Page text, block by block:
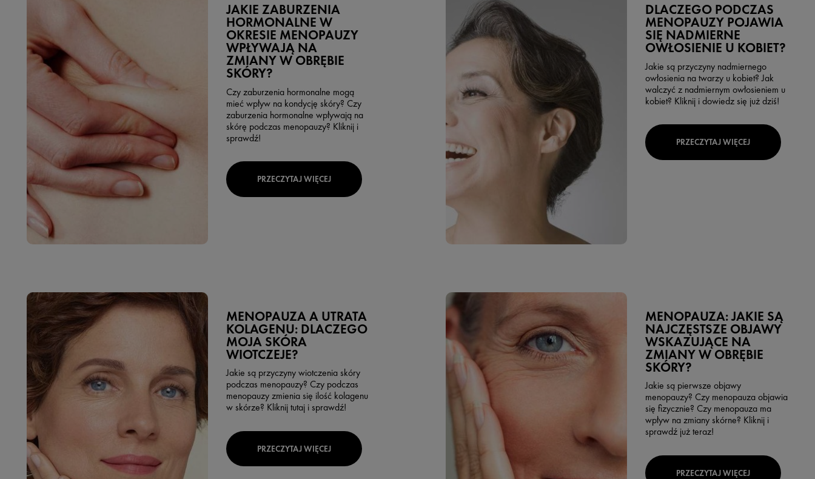
JAKIE ZABURZENIA
HORMONALNE W
OKRESIE MENOPAUZY
WPŁYWAJĄ NA
ZMIANY W OBRĘBIE
SKÓRY?
Czy zaburzenia hormonalne mogą
mieć wpływ na kondycję skóry? Czy
zaburzenia hormonalne wpływają na
skórę podczas menopauzy? Kliknij i
sprawdź!
PRZECZYTAJ WIĘCEJ
DLACZEGO PODCZAS
MENOPAUZY POJAWIA
SIĘ NADMIERNE
OWŁOSIENIE U KOBIET?
Jakie są przyczyny nadmiernego
owłosienia na twarzy u kobiet? Jak
walczyć z nadmiernym owłosieniem u
kobiet? Kliknij i dowiedz się już dziś!
PRZECZYTAJ WIĘCEJ
MENOPAUZA A UTRATA
KOLAGENU: DLACZEGO
MOJA SKÓRA
WIOTCZEJE?
Jakie są przyczyny wiotczenia skóry
podczas menopauzy? Czy podczas
menopauzy zmienia się ilość kolagenu
w skórze? Kliknij tutaj i sprawdź!
PRZECZYTAJ WIĘCEJ
MENOPAUZA: JAKIE SĄ
NAJCZĘSTSZE OBJAWY
WSKAZUJĄCE NA
ZMIANY W OBRĘBIE
SKÓRY?
Jakie są pierwsze objawy
menopauzy? Czy menopauza objawia
się fizycznie? Czy menopauza ma
wpływ na zmiany skórne? Kliknij i
sprawdź już teraz!
PRZECZYTAJ WIĘCEJ